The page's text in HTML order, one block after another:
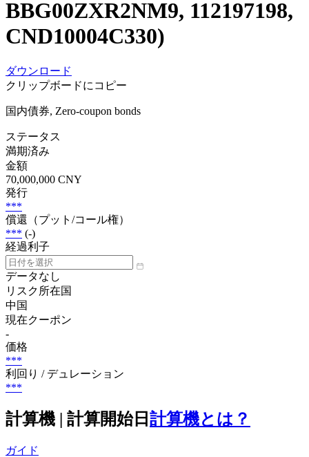
BBG00ZXR2NM9, 112197198,
CND10004C330)
ダウンロード
クリップボードにコピー
国内債券, Zero-coupon bonds
ステータス
満期済み
金額
70,000,000 CNY
発行
***
償還（プット/コール権）
*** (-)
経過利子
データなし
リスク所在国
中国
現在クーポン
-
価格
***
利回り / デュレーション
***
計算機 | 計算開始日 計算機とは？
ガイド